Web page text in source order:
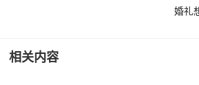
婚礼
相关内容